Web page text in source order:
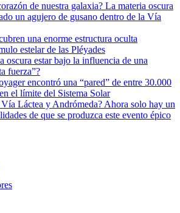
de nuestra galaxia? La materia oscura
un agujero de gusano dentro de la Vía
una enorme estructura oculta
estelar de las Pléyades
oscura estar bajo la influencia de una
fuerza”?
encontró una “pared” de entre 30.000
el límite del Sistema Solar
Láctea y Andrómeda? Ahora solo hay un
de que se produzca este evento épico